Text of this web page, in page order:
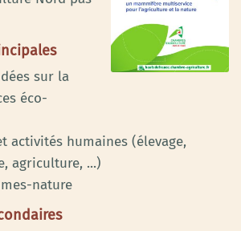
sur la
éco-
activités humaines (élevage,
agriculture, ...)
nature